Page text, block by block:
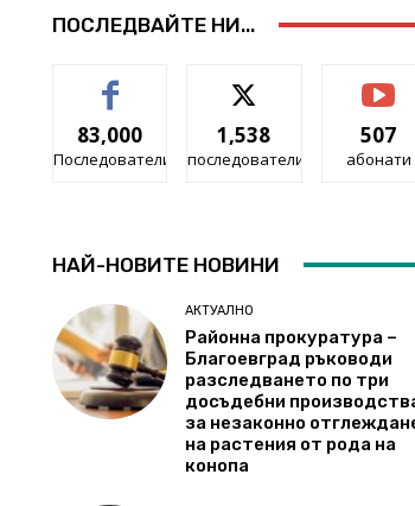
ПОСЛЕДВАЙТЕ НИ...
83,000
Последователи
1,538
последователи
507
абонати
НАЙ-НОВИТЕ НОВИНИ
АКТУАЛНО
Районна прокуратура –
Благоевград ръководи
разследването по три
досъдебни
за незаконно
на растения от рода на
конопа